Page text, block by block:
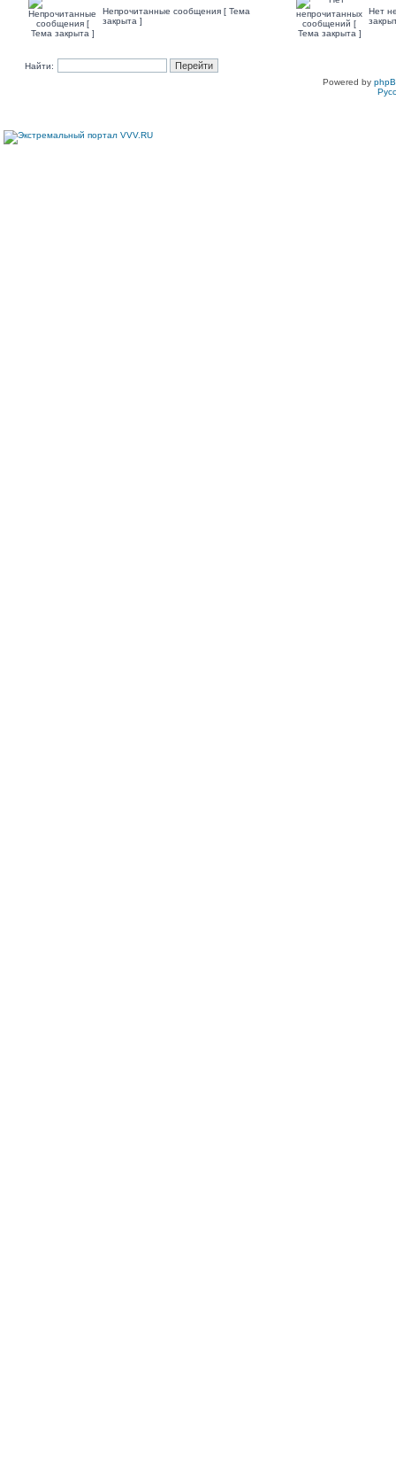
Непрочитанные сообщения [ Тема
закрыта ]
Нет
Найти:
Powered by